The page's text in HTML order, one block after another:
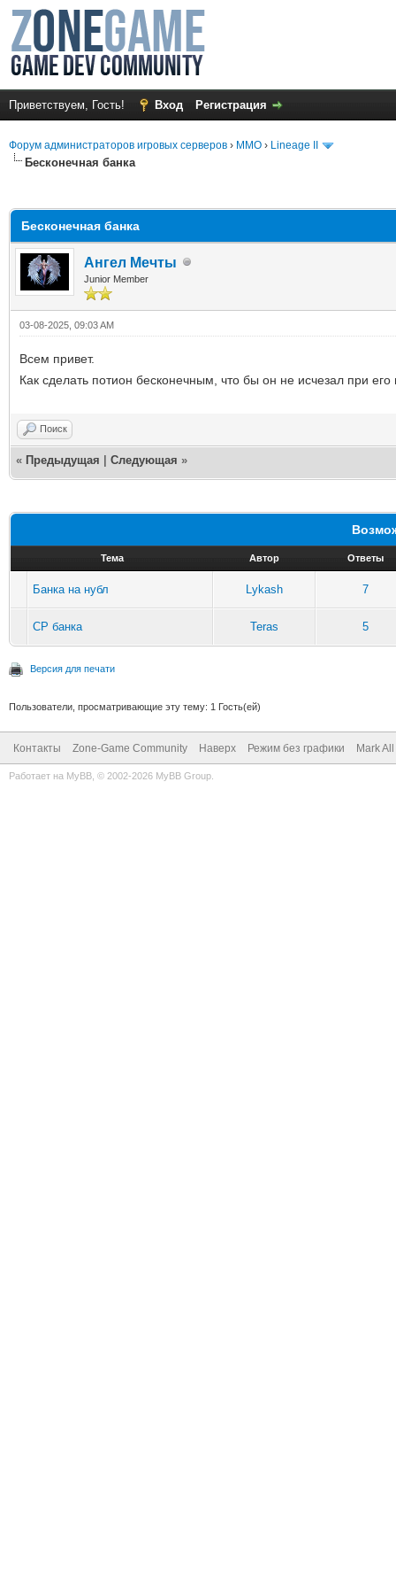
Приветствуем, Гость! Вход Регистрация
Форум администраторов игровых серверов › MMO › Lineage II
Бесконечная банка
Бесконечная банка
Ангел Мечты
Junior Member
03-08-2025, 09:03 AM
Всем привет.
Как сделать потион бесконечным, что бы он не исчезал при
Поиск
« Предыдущая Следующая »
Тема Автор Ответы
Банка на нубл Lykash 7
CP банка Teras 5
Версия для печати
Пользователи, просматривающие эту тему: 1 Гость(ей)
Контакты Zone-Game Community Наверх Режим без графики Mark
Работает на MyBB , © 2002-2026 MyBB Group